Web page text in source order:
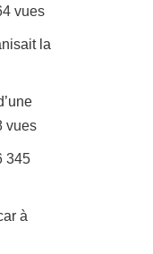
vues
la
vues
345
à